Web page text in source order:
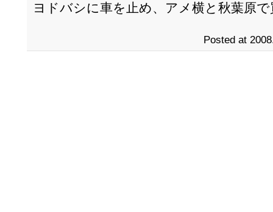
ヨドバシに車を止め、アメ横と秋葉原
Posted at